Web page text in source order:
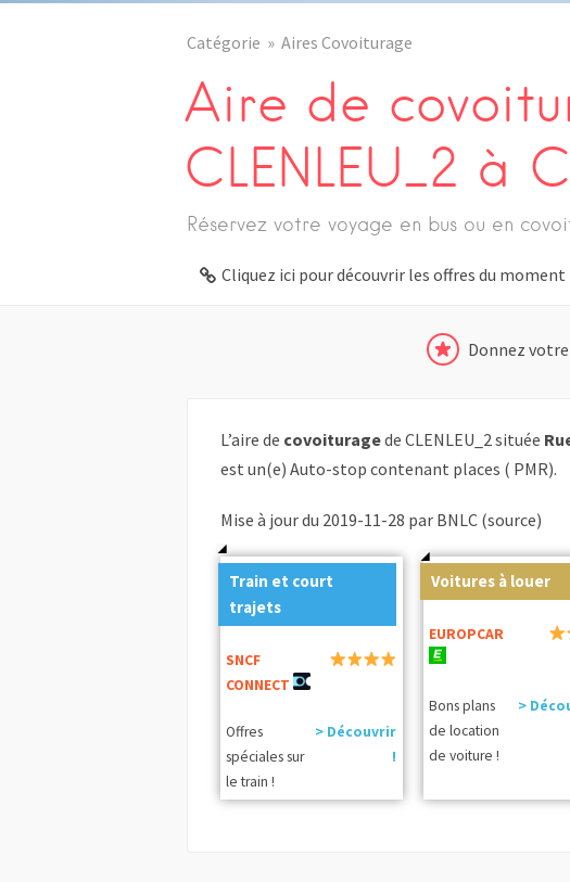
Catégorie Aires Covoiturage
Aire de
CLENLEU_2 à
Réservez votre voyage en bus ou en
Cliquez ici pour découvrir les offres du moment
Donnez votre
L’aire de covoituragede CLENLEU_2 située
est un(e) Auto-stop contenant places ( PMR).
Mise à jour du 2019-11-28 par BNLC (source)
Train et court
trajets
SNCF
CONNECT
Offres
spéciales sur
le train !
> Découvrir
!
Voitures à louer
EUROPCAR
Bons plans
de location
de voiture !
>